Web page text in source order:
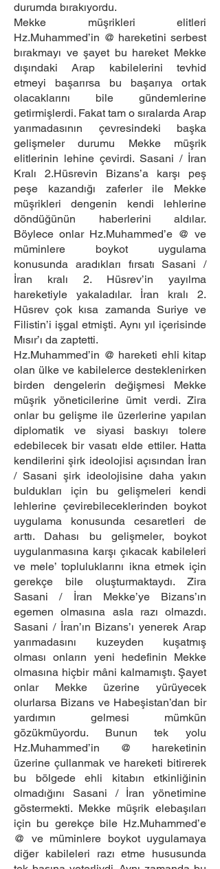
durumda bırakıyordu.
Mekke müşrikleri elitleri
Hz.Muhammed’in @ hareketini serbest
bırakmayı ve şayet bu hareket Mekke
dışındaki Arap kabilelerini tevhid
etmeyi başarırsa bu başarıya ortak
olacaklarını bile gündemlerine
getirmişlerdi. Fakat tam o sıralarda Arap
yarımadasının çevresindeki başka
gelişmeler durumu Mekke müşrik
elitlerinin lehine çevirdi. Sasani / İran
Kralı 2.Hüsrevin Bizans’a karşı peş
peşe kazandığı zaferler ile Mekke
müşrikleri dengenin kendi lehlerine
döndüğünün haberlerini aldılar.
Böylece onlar Hz.Muhammed’e @ ve
müminlere boykot uygulama
konusunda aradıkları fırsatı Sasani /
İran kralı 2. Hüsrev’in yayılma
hareketiyle yakaladılar. İran kralı 2.
Hüsrev çok kısa zamanda Suriye ve
Filistin’i işgal etmişti. Aynı yıl içerisinde
Mısır’ı da zaptetti.
Hz.Muhammed’in @ hareketi ehli kitap
olan ülke ve kabilelerce desteklenirken
birden dengelerin değişmesi Mekke
müşrik yöneticilerine ümit verdi. Zira
onlar bu gelişme ile üzerlerine yapılan
diplomatik ve siyasi baskıyı tolere
edebilecek bir vasatı elde ettiler. Hatta
kendilerini şirk ideolojisi açısından İran
/ Sasani şirk ideolojisine daha yakın
buldukları için bu gelişmeleri kendi
lehlerine çevirebileceklerinden boykot
uygulama konusunda cesaretleri de
arttı. Dahası bu gelişmeler, boykot
uygulanmasına karşı çıkacak kabileleri
ve mele’ topluluklarını ikna etmek için
gerekçe bile oluşturmaktaydı. Zira
Sasani / İran Mekke’ye Bizans’ın
egemen olmasına asla razı olmazdı.
Sasani / İran’ın Bizans’ı yenerek Arap
yarımadasını kuzeyden kuşatmış
olması onların yeni hedefinin Mekke
olmasına hiçbir mâni kalmamıştı. Şayet
onlar Mekke üzerine yürüyecek
olurlarsa Bizans ve Habeşistan’dan bir
yardımın gelmesi mümkün
gözükmüyordu. Bunun tek yolu
Hz.Muhammed’in @ hareketinin
üzerine çullanmak ve hareketi bitirerek
bu bölgede ehli kitabın etkinliğinin
olmadığını Sasani / İran yönetimine
göstermekti. Mekke müşrik elebaşıları
için bu gerekçe bile Hz.Muhammed’e
@ ve müminlere boykot uygulamaya
diğer kabileleri razı etme hususunda